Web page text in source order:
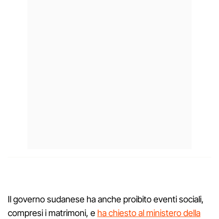
Il governo sudanese ha anche proibito eventi sociali,
compresi i matrimoni, e ha chiesto al ministero della